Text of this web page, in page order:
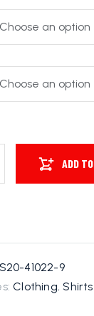
ADD
41022-9
Clothing,